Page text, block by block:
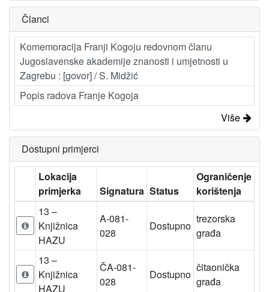
Članci
Komemoracija Franji Kogoju redovnom članu
Jugoslavenske akademije znanosti i umjetnosti u
Zagrebu : [govor] / S. Midžić
Popis radova Franje Kogoja
Više
Dostupni primjerci
Lokacija
primjerka
Signatura Status
Ograničenje
korištenja
13 –
Knjižnica
HAZU
A-081-
028
Dostupno
trezorska
građa
13 –
Knjižnica
HAZU
ČA-081-
028
Dostupno
čitaonička
građa